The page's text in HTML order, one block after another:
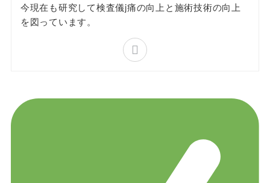
今現在も研究して検査儀j痛の向上と施術技術の向上
を図っています。